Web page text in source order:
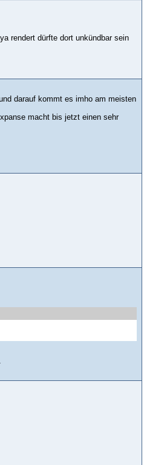
rendert dürfte dort unkündbar sein
darauf kommt es imho am meisten
macht bis jetzt einen sehr